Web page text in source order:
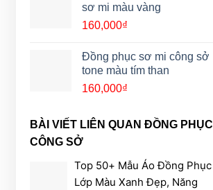
sơ mi màu vàng
160,000₫
Đồng phục sơ mi công sở
tone màu tím than
160,000₫
BÀI VIẾT LIÊN QUAN ĐỒNG PHỤC
CÔNG SỞ
Top 50+ Mẫu Áo Đồng Phục
Lớp Màu Xanh Đẹp, Năng